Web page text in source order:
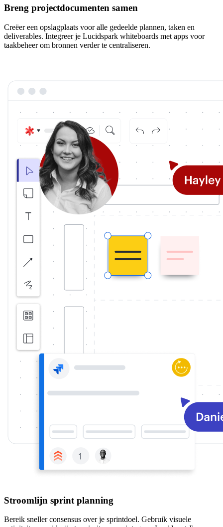
Breng projectdocumenten samen
Creëer een opslagplaats voor alle gedeelde plannen, taken en
deliverables. Integreer je Lucidspark whiteboards met apps voor
taakbeheer om bronnen verder te centraliseren.
Stroomlijn sprint planning
Bereik sneller consensus over je sprintdoel. Gebruik visuele